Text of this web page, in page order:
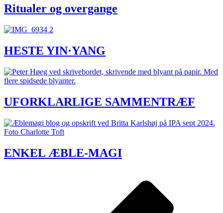
Ritualer og overgange
HESTE YIN·YANG
UFORKLARLIGE SAMMENTRÆF
ENKEL ÆBLE-MAGI